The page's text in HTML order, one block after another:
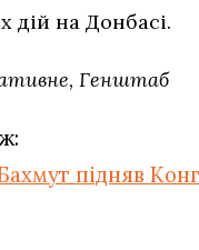
дій на Донбасі.
Генштаб
підняв